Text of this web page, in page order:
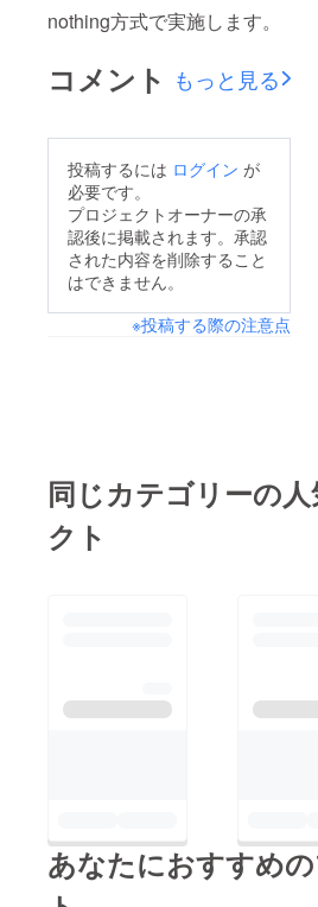
nothing方式で実施します。
コメント もっと見る
投稿するには ログイン が
必要です。
プロジェクトオーナーの承
認後に掲載されます。承認
された内容を削除すること
はできません。
※投稿する際の注意点
同じカテゴリーの
クト
あなたにおすすめ